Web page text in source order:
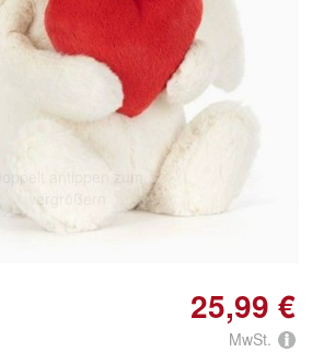
Doppelt antippen zum
vergrößern
25,99 €
MwSt.